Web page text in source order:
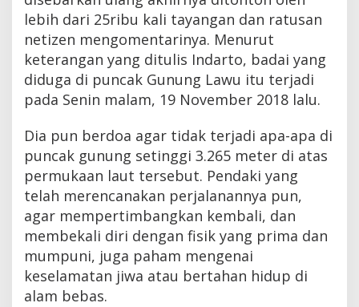
lebih dari 25ribu kali tayangan dan ratusan
netizen mengomentarinya. Menurut
keterangan yang ditulis Indarto, badai yang
diduga di puncak Gunung Lawu itu terjadi
pada Senin malam, 19 November 2018 lalu.
Dia pun berdoa agar tidak terjadi apa-apa di
puncak gunung setinggi 3.265 meter di atas
permukaan laut tersebut. Pendaki yang
telah merencanakan perjalanannya pun,
agar mempertimbangkan kembali, dan
membekali diri dengan fisik yang prima dan
mumpuni, juga paham mengenai
keselamatan jiwa atau bertahan hidup di
alam bebas.